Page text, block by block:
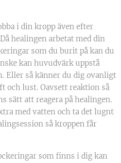
i din kropp även efter
healingen arbetat med din
som du burit på kan du
kan huvudvärk uppstå
Eller så känner du dig ovanligt
och lust. Oavsett reaktion så
sätt att reagera på healingen.
med vatten och ta det lugnt
så kroppen får
som finns i dig kan